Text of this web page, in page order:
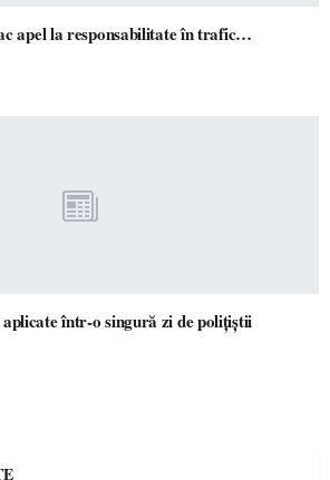
Polițiștii sătmăreni fac apel la responsabilitate în trafic…
aplicate într-o singură zi de polițiștii